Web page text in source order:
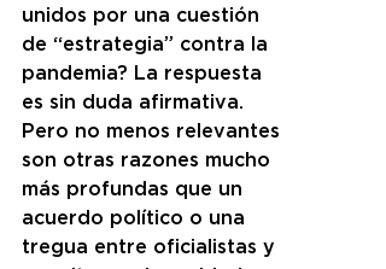
unidos por una cuestión
de “estrategia” contra la
pandemia? La respuesta
es sin duda afirmativa.
Pero no menos relevantes
son otras razones mucho
más profundas que un
acuerdo político o una
tregua entre oficialistas y